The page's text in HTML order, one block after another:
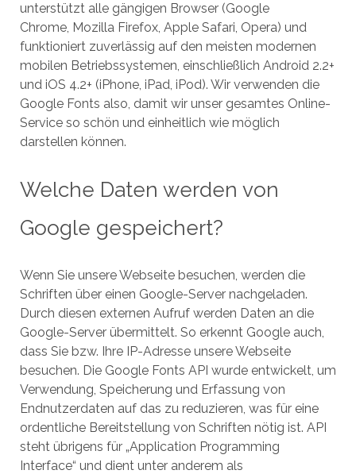
unterstützt alle gängigen Browser (Google
Chrome, Mozilla Firefox, Apple Safari, Opera) und
funktioniert zuverlässig auf den meisten modernen
mobilen Betriebssystemen, einschließlich Android 2.2+
und iOS 4.2+ (iPhone, iPad, iPod). Wir verwenden die
Google Fonts also, damit wir unser gesamtes Online-
Service so schön und einheitlich wie möglich
darstellen können.
Welche Daten werden von
Google gespeichert?
Wenn Sie unsere Webseite besuchen, werden die
Schriften über einen Google-Server nachgeladen.
Durch diesen externen Aufruf werden Daten an die
Google-Server übermittelt. So erkennt Google auch,
dass Sie bzw. Ihre IP-Adresse unsere Webseite
besuchen. Die Google Fonts API wurde entwickelt, um
Verwendung, Speicherung und Erfassung von
Endnutzerdaten auf das zu reduzieren, was für eine
ordentliche Bereitstellung von Schriften nötig ist. API
steht übrigens für „Application Programming
Interface“ und dient unter anderem als